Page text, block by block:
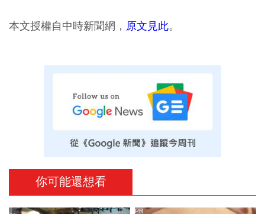
本文授權自中時新聞網， 原文見此。
你可能還想看
PR